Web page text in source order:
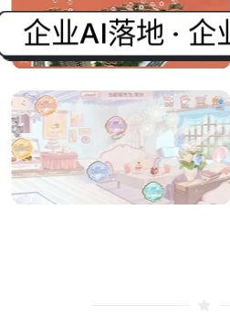
企业AI落地 ·